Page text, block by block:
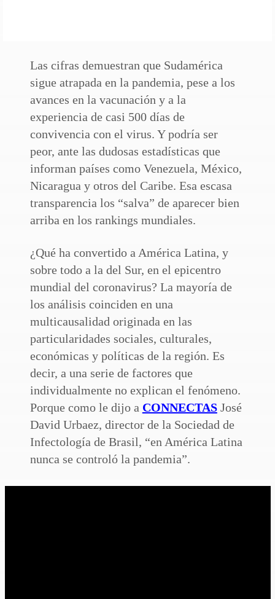
Las cifras demuestran que Sudamérica
sigue atrapada en la pandemia, pese a los
avances en la vacunación y a la
experiencia de casi 500 días de
convivencia con el virus. Y podría ser
peor, ante las dudosas estadísticas que
informan países como Venezuela, México,
Nicaragua y otros del Caribe. Esa escasa
transparencia los “salva” de aparecer bien
arriba en los rankings mundiales.
¿Qué ha convertido a América Latina, y
sobre todo a la del Sur, en el epicentro
mundial del coronavirus? La mayoría de
los análisis coinciden en una
multicausalidad originada en las
particularidades sociales, culturales,
económicas y políticas de la región. Es
decir, a una serie de factores que
individualmente no explican el fenómeno.
Porque como le dijo a CONNECTASJosé
David Urbaez, director de la Sociedad de
Infectología de Brasil, “en América Latina
nunca se controló la pandemia”.